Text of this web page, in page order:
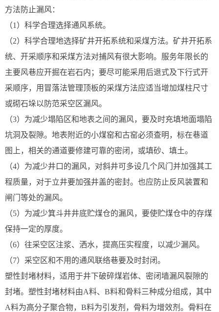
方法防止漏风：
（1）科学合理选择通风系统。
（2）科学合理地选择矿井开拓系统和采煤方法。矿井开拓系
统、开采顺序和采煤方法对捕风有很大影响。服务年限长的
主要风巷应开掘在岩石内；要尽可能采用后退式及下行式开
采顺序，用冒落法管理顶板的采煤方法应适当增加煤柱尺寸
或砌石垛以防范采空区漏风。
（3）为减少塌陷区和地表之间的漏风，要及时充填地面塌陷
坑洞及裂隙。地表附近的小煤窑和古窑必须查明，标在巷道
图上，相关的通道要修建可靠的密闭，或填砂、填土。
（4）为减少井口的漏风，对斜井可多设几个风门并加强其工
程质量，对于立井要加强井盖的密封。也应防止反风装置和
闸门等处的漏风。
（5）为减少箕斗井井底贮煤仓的漏风，要使贮煤仓中的存煤
保持一定的厚度。
（6）往采空区注浆、洒水，提高压实程度，以减少漏风。
（7）采空区和不用的通风联络巷要及时封闭。
塑性封堵材料，适用于井下破碎煤岩体、密闭墙漏风裂隙的
封堵。塑性封堵材料由A料、B料和骨料三种成分组成，其中
A料为高分子聚合物，B料为引发剂，骨料为增效剂。骨料在